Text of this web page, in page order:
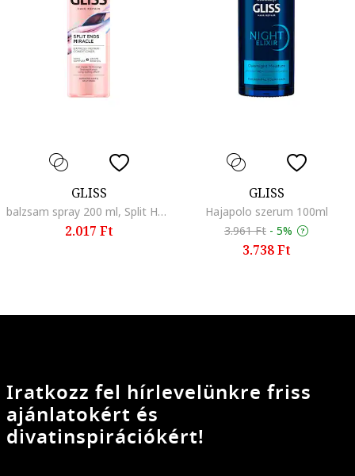
GLISS
balzsam spray 200 ml, Split Hair Miracle
2.017 Ft
GLISS
Hajapolo szerum 100ml
3.961 Ft - 5%
3.738 Ft
Iratkozz fel hírlevelünkre friss
ajánlatokért és
divatinspirációkért!